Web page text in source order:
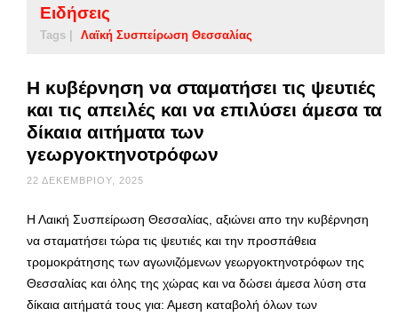
Ειδήσεις
Tags | Λαϊκή Συσπείρωση Θεσσαλίας
Η κυβέρνηση να σταματήσει τις ψευτιές
και τις απειλές και να επιλύσει άμεσα τα
δίκαια αιτήματα των
γεωργοκτηνοτρόφων
22 ΔΕΚΕΜΒΡΊΟΥ, 2025
Η Λαική Συσπείρωση Θεσσαλίας, αξιώνει απο την κυβέρνηση
να σταματήσει τώρα τις ψευτιές και την προσπάθεια
τρομοκράτησης των αγωνιζόμενων γεωργοκτηνοτρόφων της
Θεσσαλίας και όλης της χώρας και να δώσει άμεσα λύση στα
δίκαια αιτήματά τους για: Αμεση καταβολή όλων των